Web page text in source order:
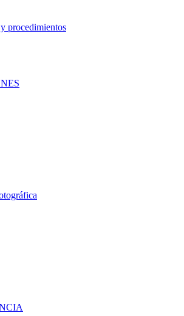
procedimientos